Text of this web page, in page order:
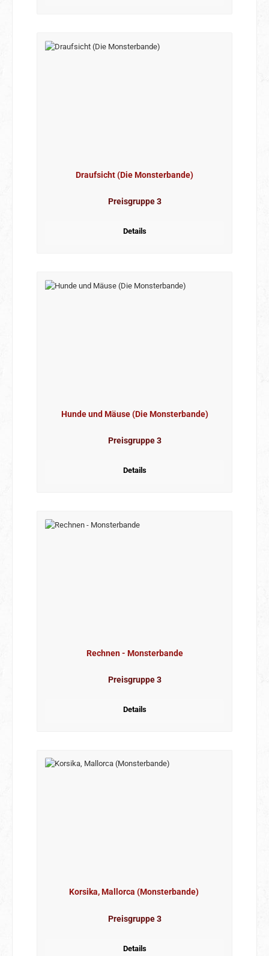
Draufsicht (Die Monsterbande)
Preisgruppe 3
Details
Hunde und Mäuse (Die Monsterbande)
Preisgruppe 3
Details
Rechnen - Monsterbande
Preisgruppe 3
Details
Korsika, Mallorca (Monsterbande)
Preisgruppe 3
Details